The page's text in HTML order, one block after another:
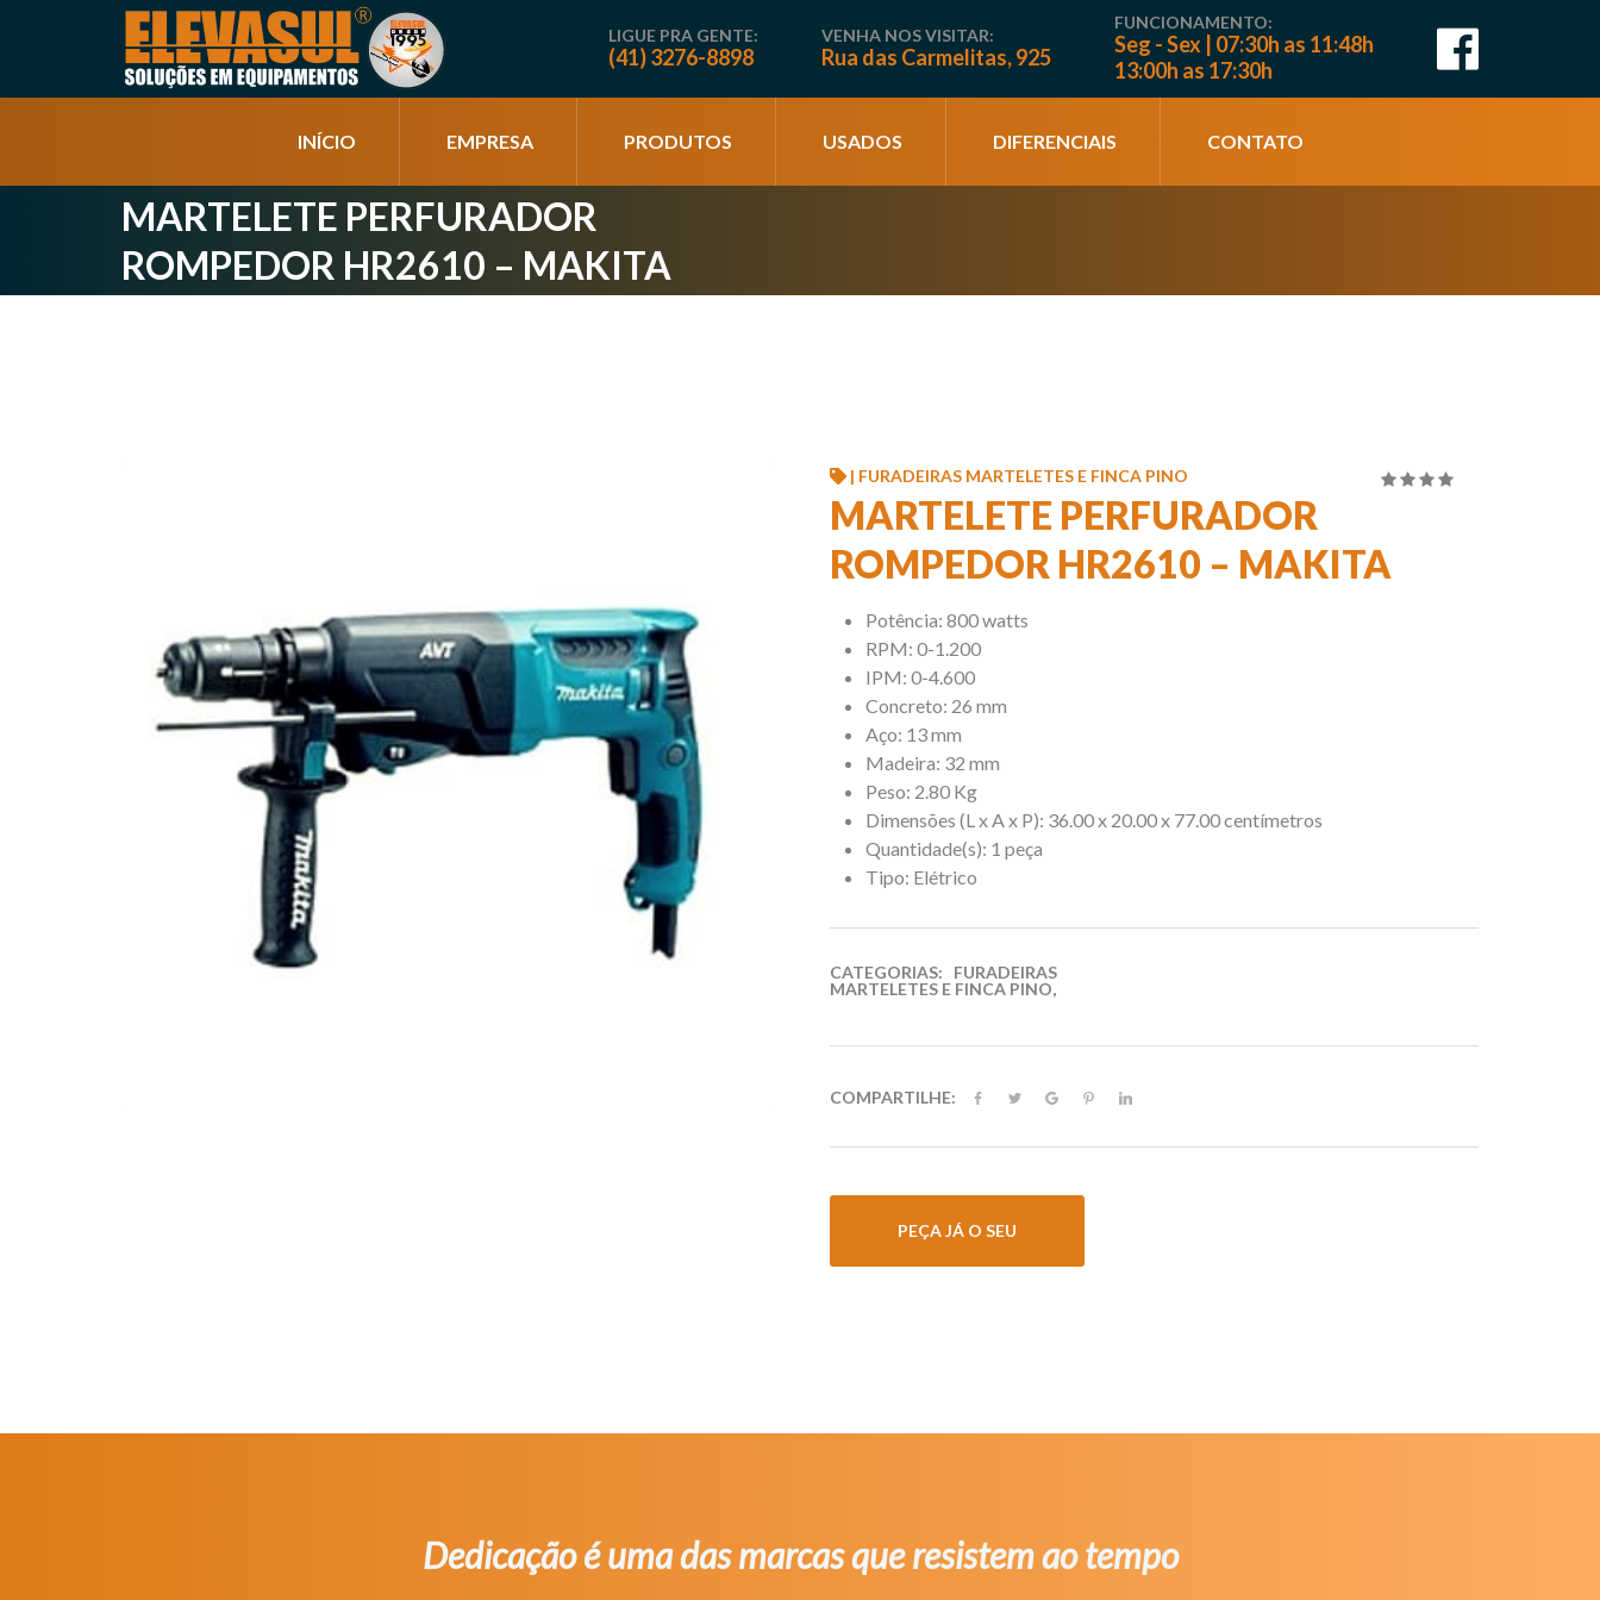
LIGUE PRA GENTE:
(41) 3276-8898
VENHA NOS VISITAR:
Rua das Carmelitas, 925
FUNCIONAMENTO:
Seg - Sex | 07:30h as 11:48h
13:00h as 17:30h
INÍCIO EMPRESA PRODUTOS USADOS DIFERENCIAIS CONTATO
MARTELETE PERFURADOR
ROMPEDOR HR2610 – MAKITA
| FURADEIRAS MARTELETES E FINCA PINO
MARTELETE PERFURADOR
ROMPEDOR HR2610 – MAKITA
Potência: 800 watts
RPM: 0-1.200
IPM: 0-4.600
Concreto: 26 mm
Aço: 13 mm
Madeira: 32 mm
Peso: 2.80 Kg
Dimensões (L x A x P): 36.00 x 20.00 x 77.00 centímetros
Quantidade(s): 1 peça
Tipo: Elétrico
CATEGORIAS:
FURADEIRAS
MARTELETES E FINCA PINO,
COMPARTILHE:
PEÇA JÁ O SEU
Dedicação é uma das marcas que resistem ao tempo